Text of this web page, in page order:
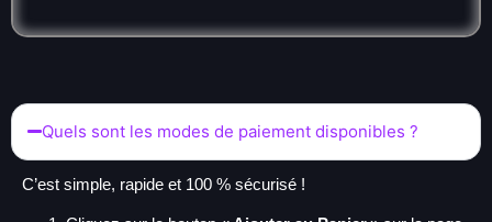
Quels sont les modes de paiement disponibles ?
C’est simple, rapide et 100 % sécurisé !